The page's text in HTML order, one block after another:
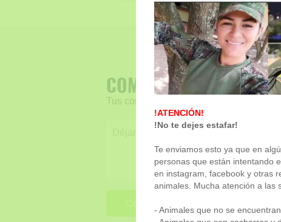
COMENTARIOS
Tus comentarios son muy importantes
Comentar
!ATENCIÓN!
!No te dejes estafar!
Te enviamos esto ya que en
personas que están intentando
en instagram, facebook y otras
animales. Mucha atención a las
- Animales que no se